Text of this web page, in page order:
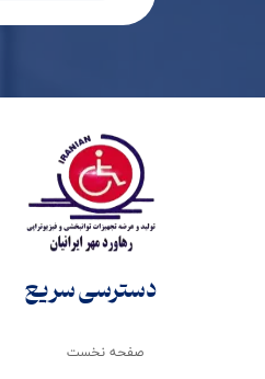
صفحه نخست
دسترسی سریع